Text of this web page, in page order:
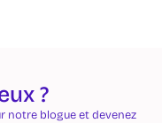
?
notre blogue et devenez